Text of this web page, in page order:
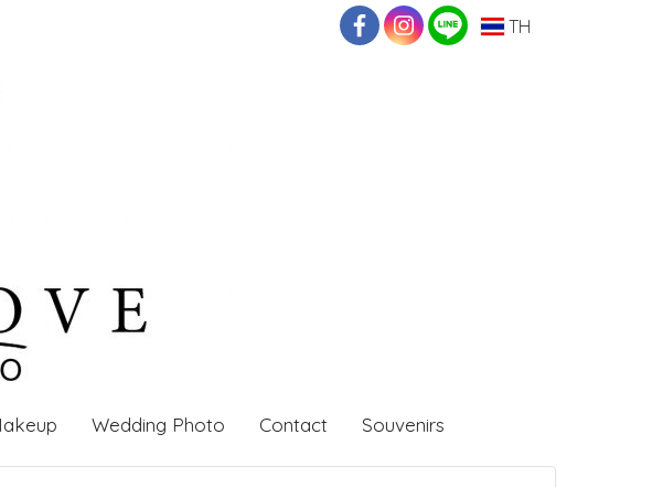
TH
Wedding Photo Contact Souvenirs